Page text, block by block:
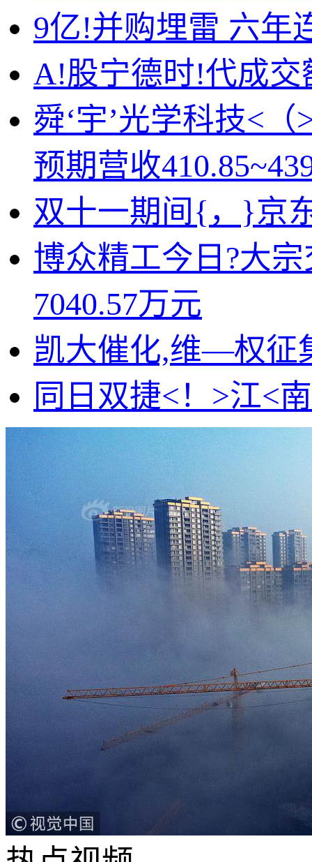
9亿!并购埋雷 六年
A!股宁德时!代成交
舜‘宇’光学科技<
预期营收
双十一期间{，}京
博众精工今日?大
7040.57万元
凯大催化,维—权征
同日双捷<！>江<